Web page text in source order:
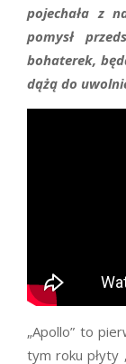
pojechała z
pomysł
bohaterek,
dążą do
„Apollo” to
tym roku płyty